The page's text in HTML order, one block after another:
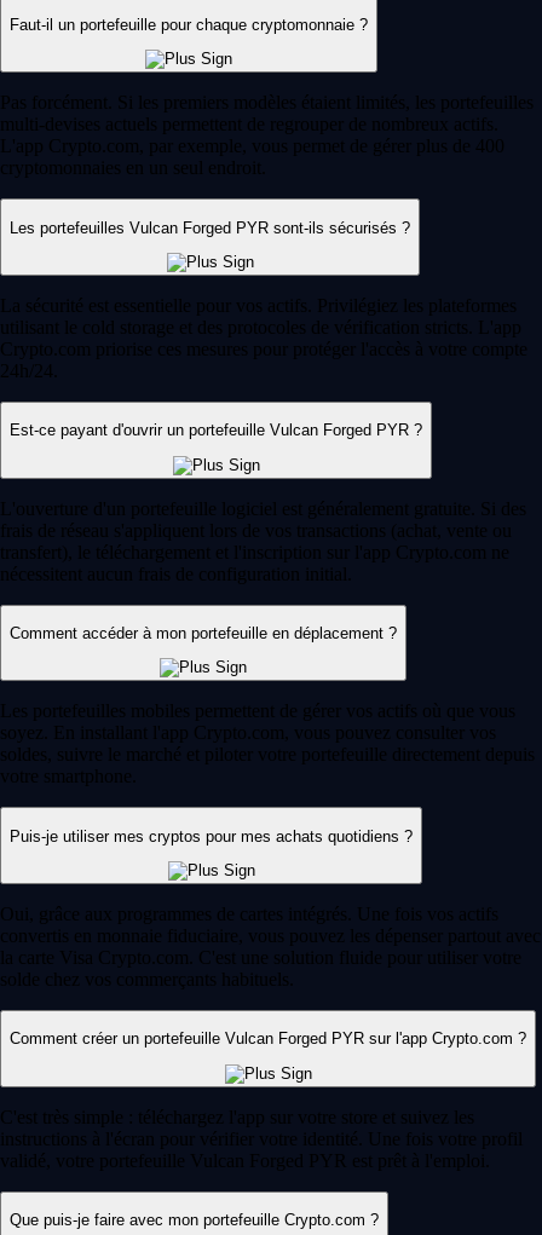
Faut-il un portefeuille pour chaque cryptomonnaie ?
Pas forcément. Si les premiers modèles étaient limités, les portefeuilles
multi-devises actuels permettent de regrouper de nombreux actifs.
L'app Crypto.com, par exemple, vous permet de gérer plus de 400
cryptomonnaies en un seul endroit.
Les portefeuilles Vulcan Forged PYR sont-ils sécurisés ?
La sécurité est essentielle pour vos actifs. Privilégiez les plateformes
utilisant le cold storage et des protocoles de vérification stricts. L'app
Crypto.com priorise ces mesures pour protéger l'accès à votre compte
24h/24.
Est-ce payant d'ouvrir un portefeuille Vulcan Forged PYR ?
L'ouverture d'un portefeuille logiciel est généralement gratuite. Si des
frais de réseau s'appliquent lors de vos transactions (achat, vente ou
transfert), le téléchargement et l'inscription sur l'app Crypto.com ne
nécessitent aucun frais de configuration initial.
Comment accéder à mon portefeuille en déplacement ?
Les portefeuilles mobiles permettent de gérer vos actifs où que vous
soyez. En installant l'app Crypto.com, vous pouvez consulter vos
soldes, suivre le marché et piloter votre portefeuille directement depuis
votre smartphone.
Puis-je utiliser mes cryptos pour mes achats quotidiens ?
Oui, grâce aux programmes de cartes intégrés. Une fois vos actifs
convertis en monnaie fiduciaire, vous pouvez les dépenser partout avec
la carte Visa Crypto.com. C'est une solution fluide pour utiliser votre
solde chez vos commerçants habituels.
Comment créer un portefeuille Vulcan Forged PYR sur l'app Crypto.com ?
C'est très simple : téléchargez l'app sur votre store et suivez les
instructions à l'écran pour vérifier votre identité. Une fois votre profil
validé, votre portefeuille Vulcan Forged PYR est prêt à l'emploi.
Que puis-je faire avec mon portefeuille Crypto.com ?